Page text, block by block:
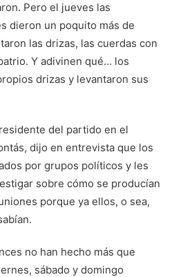
Pero el jueves las
dieron un poquito más de
las drizas, las cuerdas con
Y adivinen qué… los
drizas y levantaron sus
del partido en el
dijo en entrevista que los
por grupos políticos y les
sobre cómo se producían
porque ya ellos, o sea,
no han hecho más que
sábado y domingo